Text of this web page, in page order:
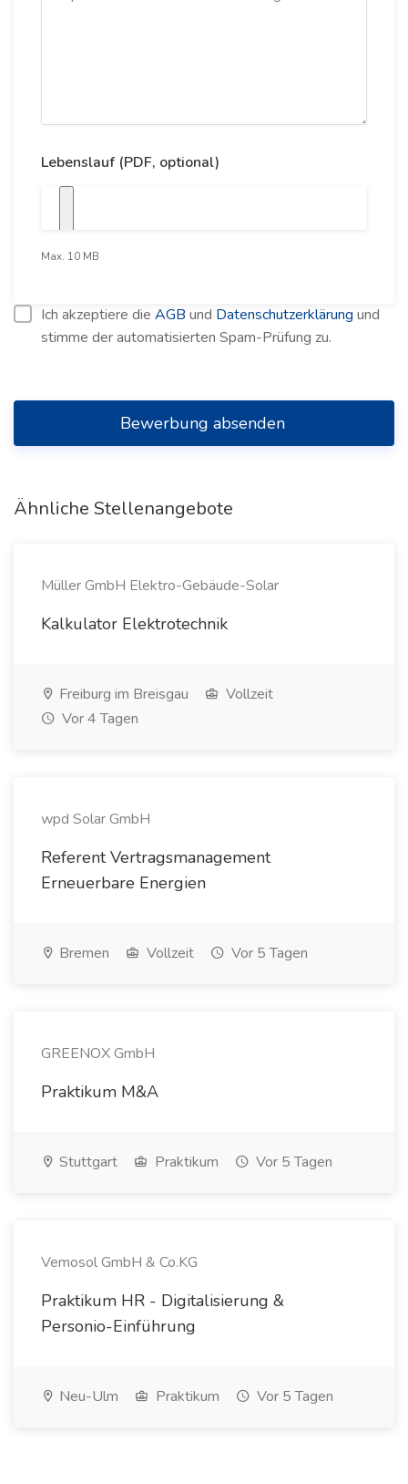
Lebenslauf (PDF, optional)
Max. 10 MB
Ich akzeptiere die AGB und Datenschutzerklärung und
stimme der automatisierten Spam-Prüfung zu.
Bewerbung absenden
Ähnliche Stellenangebote
Müller GmbH Elektro-Gebäude-Solar
Kalkulator Elektrotechnik
Freiburg im Breisgau
Vollzeit
Vor 4 Tagen
wpd Solar GmbH
Referent Vertragsmanagement
Erneuerbare Energien
Bremen Vollzeit Vor 5 Tagen
GREENOX GmbH
Praktikum M&A
Stuttgart Praktikum Vor 5 Tagen
Vemosol GmbH & Co.KG
Praktikum HR - Digitalisierung &
Personio-Einführung
Neu-Ulm Praktikum Vor 5 Tagen